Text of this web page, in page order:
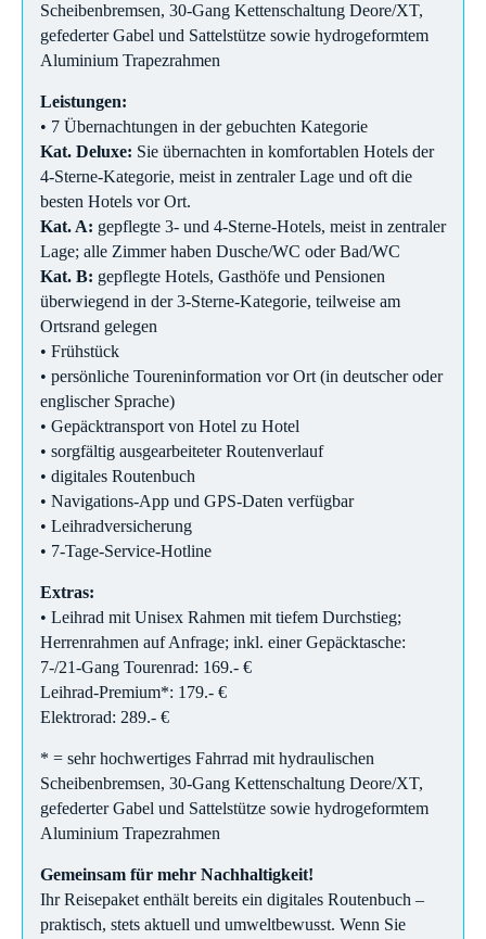
Scheibenbremsen, 30-Gang Kettenschaltung Deore/XT,
gefederter Gabel und Sattelstütze sowie hydrogeformtem
Aluminium Trapezrahmen
Leistungen:
• 7 Übernachtungen in der gebuchten Kategorie
Kat. Deluxe: Sie übernachten in komfortablen Hotels der
4-Sterne-Kategorie, meist in zentraler Lage und oft die
besten Hotels vor Ort.
Kat. A: gepflegte 3- und 4-Sterne-Hotels, meist in zentraler
Lage; alle Zimmer haben Dusche/WC oder Bad/WC
Kat. B: gepflegte Hotels, Gasthöfe und Pensionen
überwiegend in der 3-Sterne-Kategorie, teilweise am
Ortsrand gelegen
• Frühstück
• persönliche Toureninformation vor Ort (in deutscher oder
englischer Sprache)
• Gepäcktransport von Hotel zu Hotel
• sorgfältig ausgearbeiteter Routenverlauf
• digitales Routenbuch
• Navigations-App und GPS-Daten verfügbar
• Leihradversicherung
• 7-Tage-Service-Hotline
Extras:
• Leihrad mit Unisex Rahmen mit tiefem Durchstieg;
Herrenrahmen auf Anfrage; inkl. einer Gepäcktasche:
7-/21-Gang Tourenrad: 169.- €
Leihrad-Premium*: 179.- €
Elektrorad: 289.- €
* = sehr hochwertiges Fahrrad mit hydraulischen
Scheibenbremsen, 30-Gang Kettenschaltung Deore/XT,
gefederter Gabel und Sattelstütze sowie hydrogeformtem
Aluminium Trapezrahmen
Gemeinsam für mehr Nachhaltigkeit!
Ihr Reisepaket enthält bereits ein digitales Routenbuch –
praktisch, stets aktuell und umweltbewusst. Wenn Sie